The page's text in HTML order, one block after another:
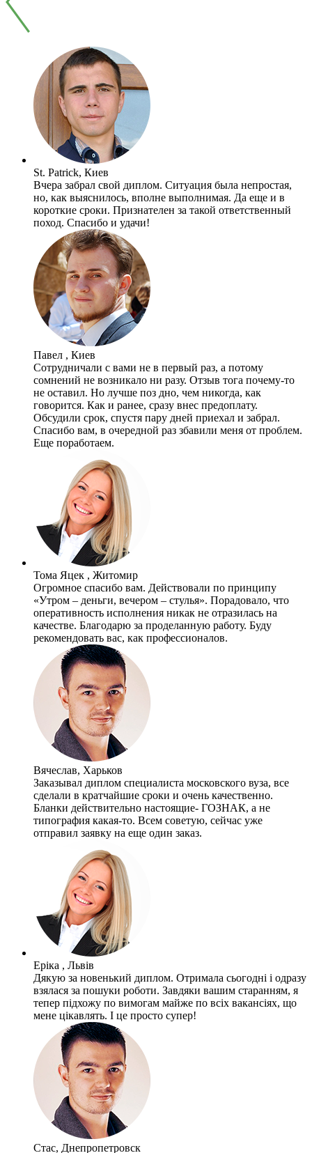
St. Patrick, Киев
Вчера забрал свой диплом. Ситуация была непростая,
но, как выяснилось, вполне выполнимая. Да еще и в
короткие сроки. Признателен за такой ответственный
поход. Спасибо и удачи!
Павел , Киев
Сотрудничали с вами не в первый раз, а потому
сомнений не возникало ни разу. Отзыв тога почему-то
не оставил. Но лучше поз дно, чем никогда, как
говорится. Как и ранее, сразу внес предоплату.
Обсудили срок, спустя пару дней приехал и забрал.
Спасибо вам, в очередной раз збавили меня от проблем.
Еще поработаем.
Тома Яцек , Житомир
Огромное спасибо вам. Действовали по принципу
«Утром – деньги, вечером – стулья». Порадовало, что
оперативность исполнения никак не отразилась на
качестве. Благодарю за проделанную работу. Буду
рекомендовать вас, как профессионалов.
Вячеслав, Харьков
Заказывал диплом специалиста московского вуза, все
сделали в кратчайшие сроки и очень качественно.
Бланки действительно настоящие- ГОЗНАК, а не
типография какая-то. Всем советую, сейчас уже
отправил заявку на еще один заказ.
Еріка , Львів
Дякую за новенький диплом. Отримала сьогодні і одразу
взялася за пошуки роботи. Завдяки вашим старанням, я
тепер підхожу по вимогам майже по всіх вакансіях, що
мене цікавлять. І це просто супер!
Стас, Днепропетровск